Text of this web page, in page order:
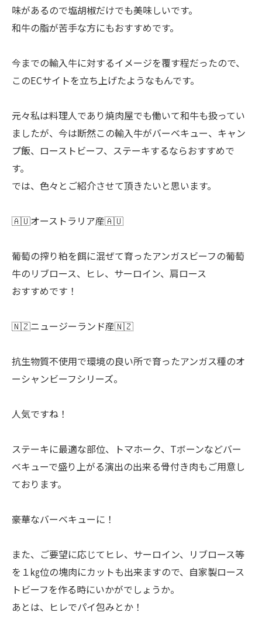
味があるので塩胡椒だけでも美味しいです。
和牛の脂が苦手な方にもおすすめです。
今までの輸入牛に対するイメージを覆す程だったので、
このECサイトを立ち上げたようなもんです。
元々私は料理人であり焼肉屋でも働いて和牛も扱ってい
ましたが、今は断然この輸入牛がバーベキュー、キャン
プ飯、ローストビーフ、ステーキするならおすすめで
す。
では、色々とご紹介させて頂きたいと思います。
🇦🇺オーストラリア産🇦🇺
葡萄の搾り粕を餌に混ぜて育ったアンガスビーフの葡萄
牛のリブロース、ヒレ、サーロイン、肩ロース
おすすめです！
🇳🇿ニュージーランド産🇳🇿
抗生物質不使用で環境の良い所で育ったアンガス種のオ
ーシャンビーフシリーズ。
人気ですね！
ステーキに最適な部位、トマホーク、Tボーンなどバー
ベキューで盛り上がる演出の出来る骨付き肉もご用意し
ております。
豪華なバーベキューに！
また、ご要望に応じてヒレ、サーロイン、リブロース等
を１㎏位の塊肉にカットも出来ますので、自家製ロース
トビーフを作る時にいかがでしょうか。
あとは、ヒレでパイ包みとか！